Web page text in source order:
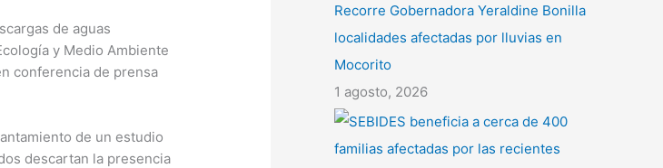
de aguas
y Medio Ambiente
conferencia de prensa
de un estudio
descartan la presencia
Recorre Gobernadora Yeraldine Bonilla
localidades afectadas por lluvias en
Mocorito
1 agosto, 2026